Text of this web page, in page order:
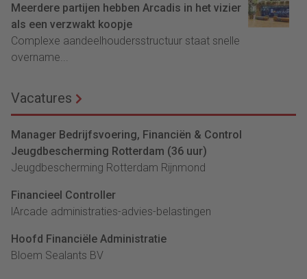
Meerdere partijen hebben Arcadis in het vizier
als een verzwakt koopje
Complexe aandeelhoudersstructuur staat snelle
overname...
Vacatures
Manager Bedrijfsvoering, Financiën & Control
Jeugdbescherming Rotterdam (36 uur)
Jeugdbescherming Rotterdam Rijnmond
Financieel Controller
lArcade administraties-advies-belastingen
Hoofd Financiële Administratie
Bloem Sealants BV